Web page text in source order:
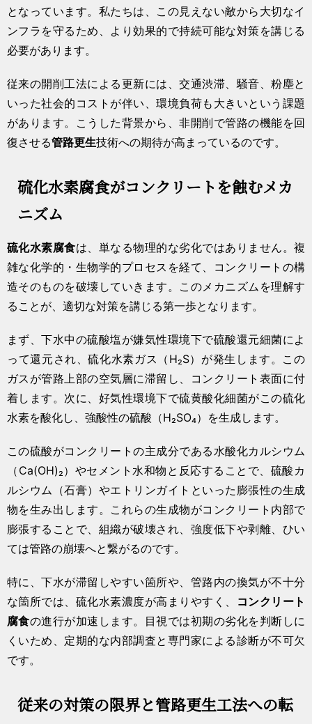
となっています。私たちは、この見えない敵から大切なイ
ンフラを守るため、より効果的で持続可能な対策を講じる
必要があります。
従来の開削工法による更新には、交通渋滞、騒音、粉塵と
いった社会的コストが伴い、環境負荷も大きいという課題
があります。こうした背景から、非開削で管路の機能を回
復させる管路更生技術への期待が高まっているのです。
硫化水素腐食がコンクリートを蝕むメカ
ニズム
硫化水素腐食は、単なる物理的な劣化ではありません。複
雑な化学的・生物学的プロセスを経て、コンクリートの構
造そのものを破壊していきます。このメカニズムを理解す
ることが、適切な対策を講じる第一歩となります。
まず、下水中の硫酸塩が嫌気性環境下で硫酸還元細菌によ
って還元され、硫化水素ガス（H₂S）が発生します。この
ガスが管路上部の空気層に滞留し、コンクリート表面に付
着します。次に、好気性環境下で硫黄酸化細菌がこの硫化
水素を酸化し、強酸性の硫酸（H₂SO₄）を生成します。
この硫酸がコンクリートの主成分である水酸化カルシウム
（Ca(OH)₂）やセメント水和物と反応することで、硫酸カ
ルシウム（石膏）やエトリンガイトといった膨張性の生成
物を生み出します。これらの生成物がコンクリート内部で
膨張することで、組織が破壊され、強度低下や剥離、ひい
ては管路の崩壊へと繋がるのです。
特に、下水が滞留しやすい箇所や、管路内の換気が不十分
な箇所では、硫化水素濃度が高まりやすく、
コンクリート
腐食の進行が加速します。目視では初期の劣化を判断しに
くいため、定期的な内部調査と専門家による診断が不可欠
です。
従来の対策の限界と管路更生工法への転